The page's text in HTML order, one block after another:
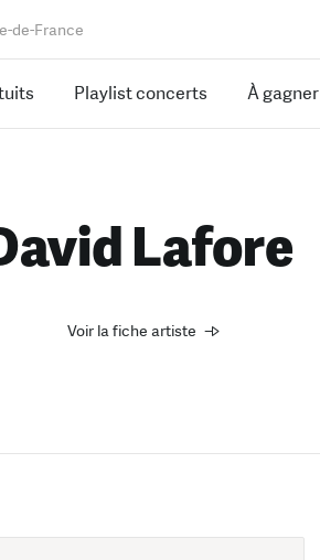
de-France
Playlist concerts À gagner
Lafore
Voir la fiche artiste